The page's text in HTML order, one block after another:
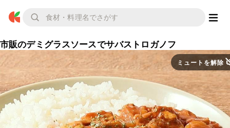
市販のデミグラスソースでサバストロガノフ
ミュートを解除